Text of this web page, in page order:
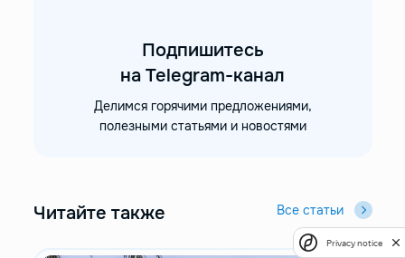
Подпишитесь
на Telegram-канал
Делимся горячими предложениями,
полезными статьями и новостями
Читайте также Все статьи
Privacy notice